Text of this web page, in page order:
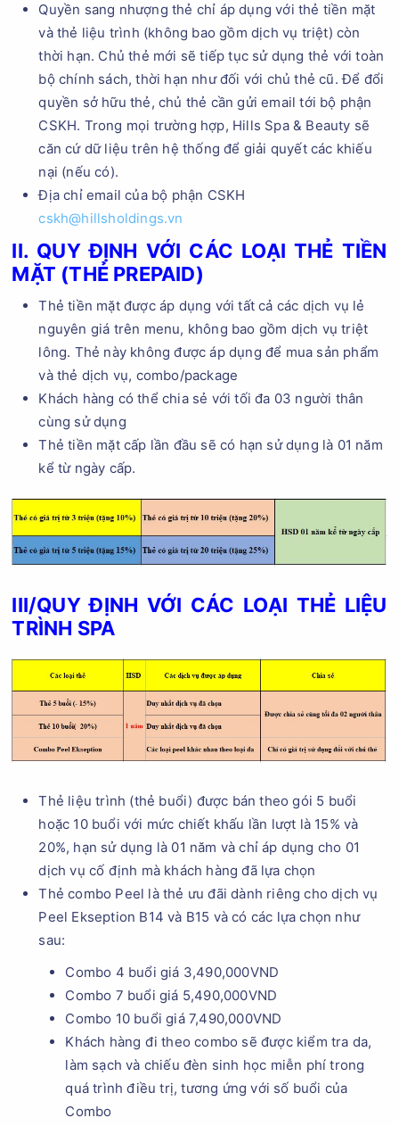
Quyền sang nhượng thẻ chỉ áp dụng với thẻ tiền mặt
và thẻ liệu trình (không bao gồm dịch vụ triệt) còn
thời hạn. Chủ thẻ mới sẽ tiếp tục sử dụng thẻ với toàn
bộ chính sách, thời hạn như đối với chủ thẻ cũ. Để đổi
quyền sở hữu thẻ, chủ thẻ cần gửi email tới bộ phận
CSKH. Trong mọi trường hợp, Hills Spa & Beauty sẽ
căn cứ dữ liệu trên hệ thống để giải quyết các khiếu
nại (nếu có).
Địa chỉ email của bộ phận CSKH
cskh@hillsholdings.vn
II. QUY ĐỊNH VỚI CÁC LOẠI THẺ TIỀN
MẶT (THẺ PREPAID)
Thẻ tiền mặt được áp dụng với tất cả các dịch vụ lẻ
nguyên giá trên menu, không bao gồm dịch vụ triệt
lông. Thẻ này không được áp dụng để mua sản phẩm
và thẻ dịch vụ, combo/package
Khách hàng có thể chia sẻ với tối đa 03 người thân
cùng sử dụng
Thẻ tiền mặt cấp lần đầu sẽ có hạn sử dụng là 01 năm
kể từ ngày cấp.
III/QUY ĐỊNH VỚI CÁC LOẠI THẺ LIỆU
TRÌNH SPA
Thẻ liệu trình (thẻ buổi) được bán theo gói 5 buổi
hoặc 10 buổi với mức chiết khấu lần lượt là 15% và
20%, hạn sử dụng là 01 năm và chỉ áp dụng cho 01
dịch vụ cố định mà khách hàng đã lựa chọn
Thẻ combo Peel là thẻ ưu đãi dành riêng cho dịch vụ
Peel Ekseption B14 và B15 và có các lựa chọn như
sau:
Combo 4 buổi giá 3,490,000VND
Combo 7 buổi giá 5,490,000VND
Combo 10 buổi giá 7,490,000VND
Khách hàng đi theo combo sẽ được kiểm tra da,
làm sạch và chiếu đèn sinh học miễn phí trong
quá trình điều trị, tương ứng với số buổi của
Combo